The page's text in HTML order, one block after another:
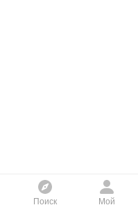
Поиск Мой